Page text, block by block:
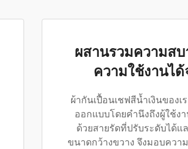
ผสานรวมความสบ
ความใช้งานได้
ผ้ากันเปื้อนเชฟสีน้ำเงินของเ
ออกแบบโดยคำนึงถึงผู้ใช้ง
ด้วยสายรัดที่ปรับระดับได้แ
ขนาดกว้างขวาง จึงมอบควา